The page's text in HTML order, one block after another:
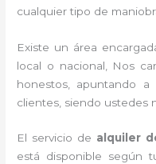
cualquier tipo de
Existe un área
local o nacional, Nos
honestos, apuntando
clientes, siendo
El servicio de alquiler
está disponible según